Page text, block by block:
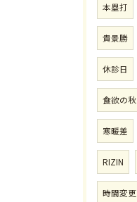
本塁打
貴景勝
休診日
食欲の秋
寒暖差
RIZIN
時間変更